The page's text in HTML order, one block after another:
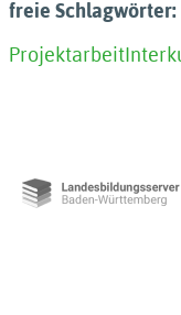
freie Schlagwörter:
Projektarbeit